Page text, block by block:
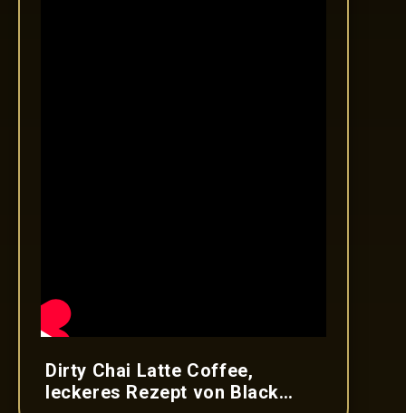
Dirty Chai Latte Coffee,
leckeres Rezept von Black